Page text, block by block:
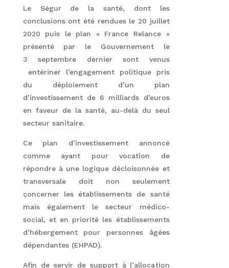
Le Ségur de la santé, dont les
conclusions ont été rendues le 20 juillet
2020 puis le plan « France Relance »
présenté par le Gouvernement le
3 septembre dernier sont venus
entériner l’engagement politique pris
du déploiement d’un plan
d’investissement de 6 milliards d’euros
en faveur de la santé, au-delà du seul
secteur sanitaire.
Ce plan d’investissement annoncé
comme ayant pour vocation de
répondre à une logique décloisonnée et
transversale doit non seulement
concerner les établissements de santé
mais également le secteur médico-
social, et en priorité les établissements
d’hébergement pour personnes âgées
dépendantes (EHPAD).
Afin de servir de support à l’allocation